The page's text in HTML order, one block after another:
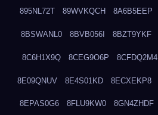
895NL72T 89WVKQCH 8A6B5EEP
8BSWANL0 8BVB056I 8BZT9YKF
8C6H1X9Q 8CEG9O6P 8CFDQ2M4
8E09QNUV 8E4S01KD 8ECXEKP8
8EPAS0G6 8FLU9KW0 8GN4ZHDF